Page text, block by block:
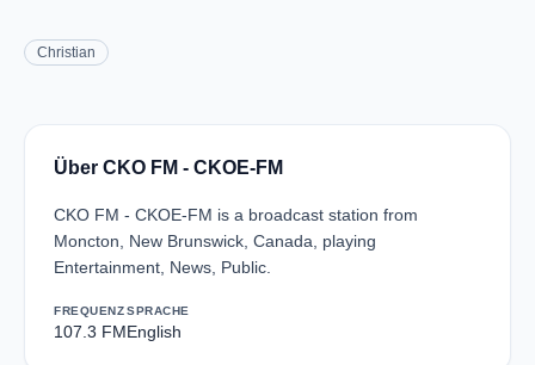
Christian
Über CKO FM - CKOE-FM
CKO FM - CKOE-FM is a broadcast station from
Moncton, New Brunswick, Canada, playing
Entertainment, News, Public.
FREQUENZ
107.3 FM
SPRACHE
English